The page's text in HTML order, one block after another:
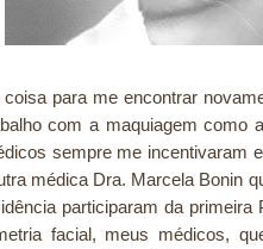
para me encontrar
com a maquiagem como
sempre me incentivaram
médica Dra. Marcela Bonin
participaram da
facial, meus médicos,